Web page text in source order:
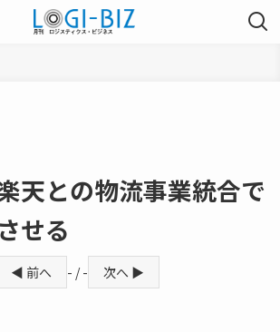
天との物流事業統合で
せる
◀ 前へ - / - 次へ ▶